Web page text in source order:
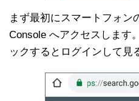
まず最初にスマートフォン
Console へアクセスします
ックするとログインして見